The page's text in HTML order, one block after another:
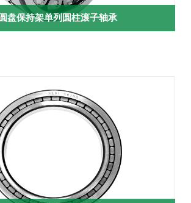
盘保持架单列圆柱滚子轴承